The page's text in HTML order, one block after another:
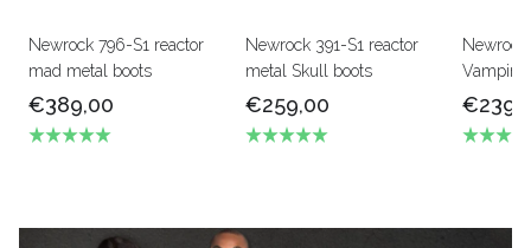
Newrock 796-S1 reactor
mad metal boots
€389,00
Newrock 391-S1 reactor
metal Skull boots
€259,00
Vampire